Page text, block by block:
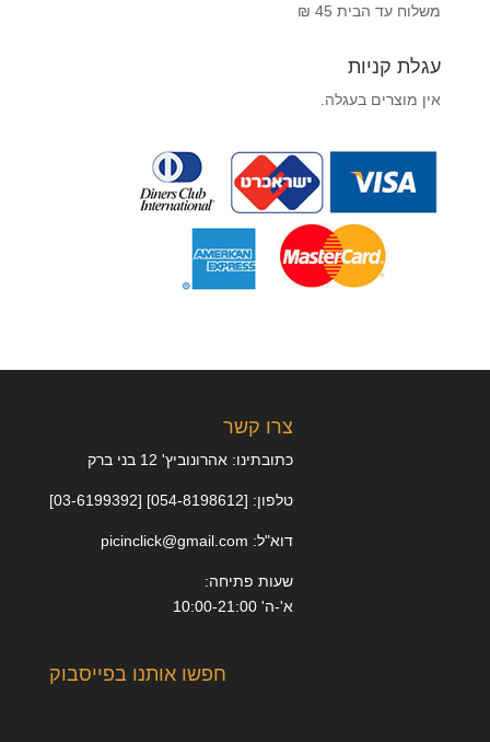
משלוח עד הבית 45 ₪
עגלת קניות
אין מוצרים בעגלה.
צרו קשר
כתובתינו: אהרונוביץ' 12 בני ברק
טלפון: [054-8198612] [03-6199392]
דוא"ל: picinclick@gmail.com
שעות פתיחה:
א'-ה' 10:00-21:00
חפשו אותנו בפייסבוק